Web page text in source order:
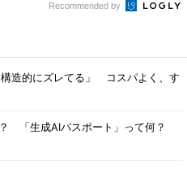
Recommended by
構造的にズレてる」 コスパよく、す
？ 「生成AIパスポート」って何？